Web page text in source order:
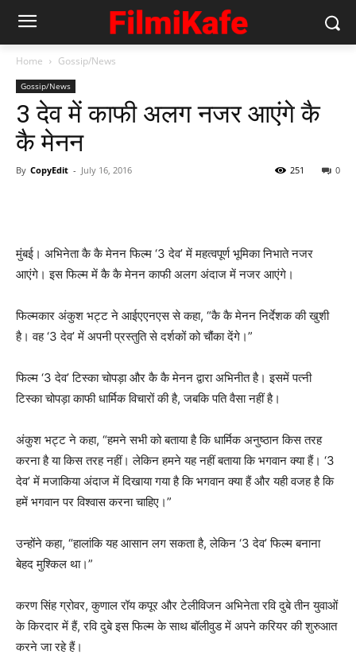
Home Gossip/News
Gossip/News
3 देव में काफी अलग नजर आएंगे कै
कै मेनन
By CopyEdit - July 16, 2016 0
251
मुंबई। अभिनेता कै कै मेनन फिल्म ‘3 देव’ में महत्वपूर्ण भूमिका निभाते नजर
आएंगे। इस फिल्‍म में कै कै मेनन काफी अलग अंदाज में नजर आएंगे।
फिल्‍मकार अंकुश भट्ट ने आईएएनएस से कहा, “कै कै मेनन निर्देशक की खुशी
है। वह ‘3 देव’ में अपनी प्रस्तुति से दर्शकों को चौंका देंगे।”
फिल्म ‘3 देव’ टिस्का चोपड़ा और कै कै मेनन द्वारा अभिनीत है। इसमें पत्नी
टिस्का चोपड़ा काफी धार्मिक विचारों की है, जबकि पति वैसा नहीं है।
अंकुश भट्ट ने कहा, “हमने सभी को बताया है कि धार्मिक अनुष्ठान किस तरह
करना है या किस तरह नहीं। लेकिन हमने यह नहीं बताया कि भगवान क्या हैं। ‘3
देव’ में मजाकिया अंदाज में दिखाया गया है कि भगवान क्या हैं और यही वजह है कि
हमें भगवान पर विश्वास करना चाहिए।”
उन्होंने कहा, “हालांकि यह आसान लग सकता है, लेकिन ‘3 देव’ फिल्म बनाना
बेहद मुश्किल था।”
करण सिंह ग्रोवर, कुणाल रॉय कपूर और टेलीविजन अभिनेता रवि दुबे तीन युवाओं
के किरदार में हैं, रवि दुबे इस फिल्म के साथ बॉलीवुड में अपने करियर की शुरुआत
करने जा रहे हैं।